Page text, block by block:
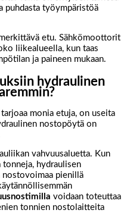
puhdasta työympäristöä
etu. Sähkömoottorit
liikealueella, kun taas
ja paineen mukaan.
hydraulinen
monia etuja, on useita
nostopöytä on
vahvuusaluetta. Kun
hydraulisen
nostovoimaa pienillä
voidaan toteuttaa
tonnien nostolaitteita